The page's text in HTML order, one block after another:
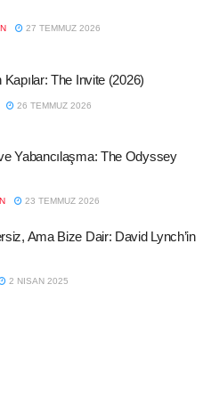
27 TEMMUZ 2026
Kapılar: The Invite (2026)
26 TEMMUZ 2026
Yabancılaşma: The Odyssey
23 TEMMUZ 2026
Ama Bize Dair: David Lynch’in
2 NISAN 2025